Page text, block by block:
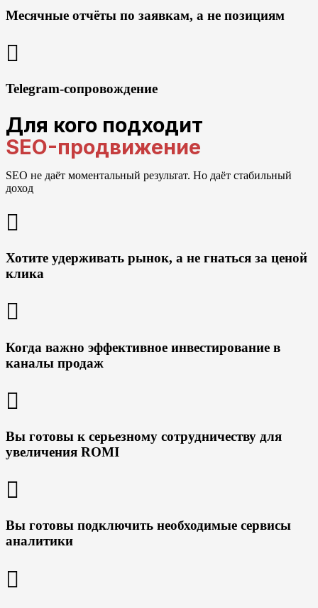
Месячные отчёты по заявкам, а не позициям
Telegram-сопровождение
Для кого подходит
SEO-продвижение
SEO не даёт моментальный результат. Но даёт стабильный
доход
Хотите удерживать рынок, а не гнаться за ценой
клика
Когда важно эффективное инвестирование в
каналы продаж
Вы готовы к серьезному сотрудничеству для
увеличения ROMI
Вы готовы подключить необходимые сервисы
аналитики